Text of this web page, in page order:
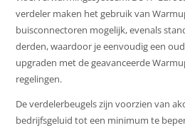
verdeler maken het gebruik van
buisconnectoren mogelijk, evenals
derden, waardoor je eenvoudig een
upgraden met de geavanceerde
regelingen.
De verdelerbeugels zijn voorzien van
bedrijfsgeluid tot een minimum te